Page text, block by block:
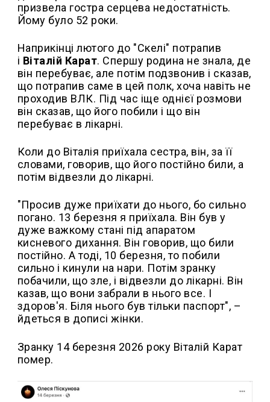
призвела гостра серцева недостатність.
Йому було 52 роки.
Наприкінці лютого до "Скелі" потрапив
і Віталій Карат. Спершу родина не знала, де
він перебуває, але потім подзвонив і сказав,
що потрапив саме в цей полк, хоча навіть не
проходив ВЛК. Під час іще однієї розмови
він сказав, що його побили і що він
перебуває в лікарні.
Коли до Віталія приїхала сестра, він, за її
словами, говорив, що його постійно били, а
потім відвезли до лікарні.
"Просив дуже приїхати до нього, бо сильно
погано. 13 березня я приїхала. Він був у
дуже важкому стані під апаратом
кисневого дихання. Він говорив, що били
постійно. А тоді, 10 березня, то побили
сильно і кинули на нари. Потім зранку
побачили, що зле, і відвезли до лікарні. Він
казав, що вони забрали в нього все. І
здоров'я. Біля нього був тільки паспорт", –
йдеться в дописі жінки.
Зранку 14 березня 2026 року Віталій Карат
помер.